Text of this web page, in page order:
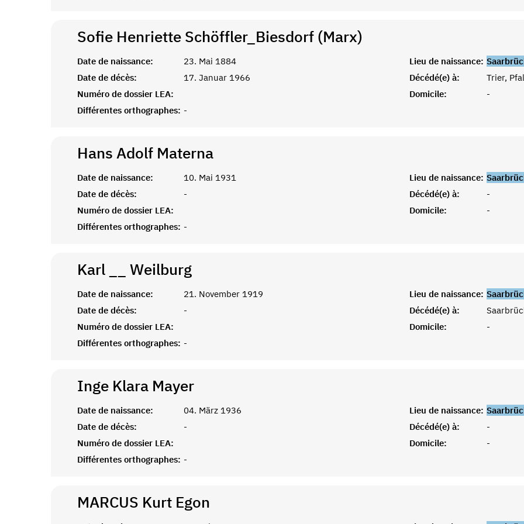
Sofie Henriette Schöffler_Biesdorf (Marx)
Date de naissance: 23. Mai 1884 Lieu de naissance:
Date de décès:
17. Januar 1966 Décédé(e) à:
Trier,
Numéro de dossier LEA:
Domicile:
-
Différentes orthographes: -
Hans Adolf Materna
Date de naissance: 10. Mai 1931 Lieu de naissance:
Date de décès:
- Décédé(e) à:
-
Numéro de dossier LEA:
Domicile:
-
Différentes orthographes: -
Karl __ Weilburg
Date de naissance: 21. November 1919 Lieu de naissance:
Date de décès:
- Décédé(e) à:
Numéro de dossier LEA:
Domicile:
-
Différentes orthographes: -
Inge Klara Mayer
Date de naissance: 04. März 1936 Lieu de naissance:
Date de décès:
- Décédé(e) à:
-
Numéro de dossier LEA:
Domicile:
-
Différentes orthographes: -
MARCUS Kurt Egon